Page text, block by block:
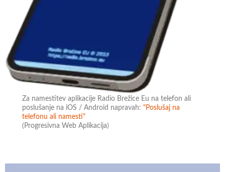
Za namestitev aplikacije Radio Brežice Eu na telefon ali
poslušanje na iOS / Android napravah:"Poslušaj na
telefonu ali namesti"
(Progresivna Web Aplikacija)